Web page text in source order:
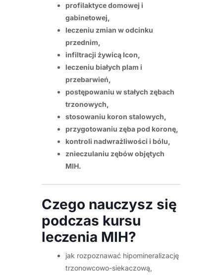
profilaktyce domowej i
gabinetowej,
leczeniu zmian w odcinku
przednim,
infiltracji żywicą Icon,
leczeniu białych plam i
przebarwień,
postępowaniu w stałych zębach
trzonowych,
stosowaniu koron stalowych,
przygotowaniu zęba pod koronę,
kontroli nadwrażliwości i bólu,
znieczulaniu zębów objętych
MIH.
Czego nauczysz się
podczas kursu
leczenia MIH?
jak rozpoznawać hipomineralizację
trzonowcowo-siekaczową,